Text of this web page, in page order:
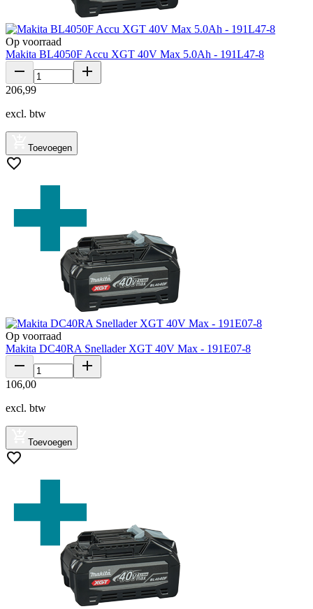
Op voorraad
Makita BL4050F Accu XGT 40V Max 5.0Ah - 191L47-8
206,99
excl. btw
Toevoegen
Op voorraad
Makita DC40RA Snellader XGT 40V Max - 191E07-8
106,00
excl. btw
Toevoegen